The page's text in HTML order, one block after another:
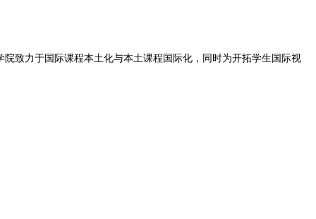
致力于国际课程本土化与本土课程国际化，同时为开拓学生国际视